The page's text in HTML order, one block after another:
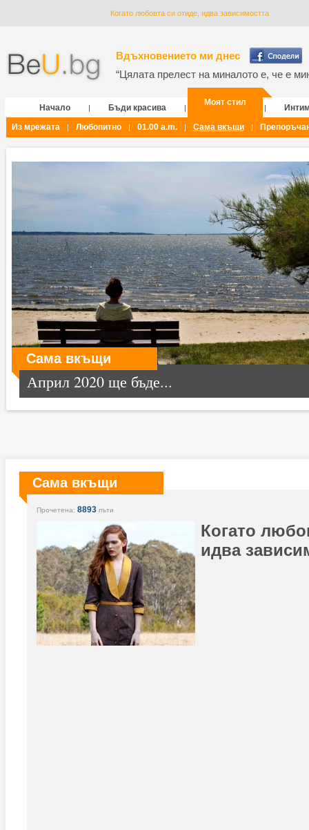
Когато любовта си отиде, идва зависимостта
Вдъхновението ми днес
“Цялата прелест на миналото е, че е
Начало | Бъди красива |
Моят стил
|
Из мрежата
| Любопитно | 01.00 a.m. | Сама вкъщи |
Сама вкъщи
Април 2020 ще бъде...
Сама вкъщи
Прочетена: 8893 пъти
Когато
идва